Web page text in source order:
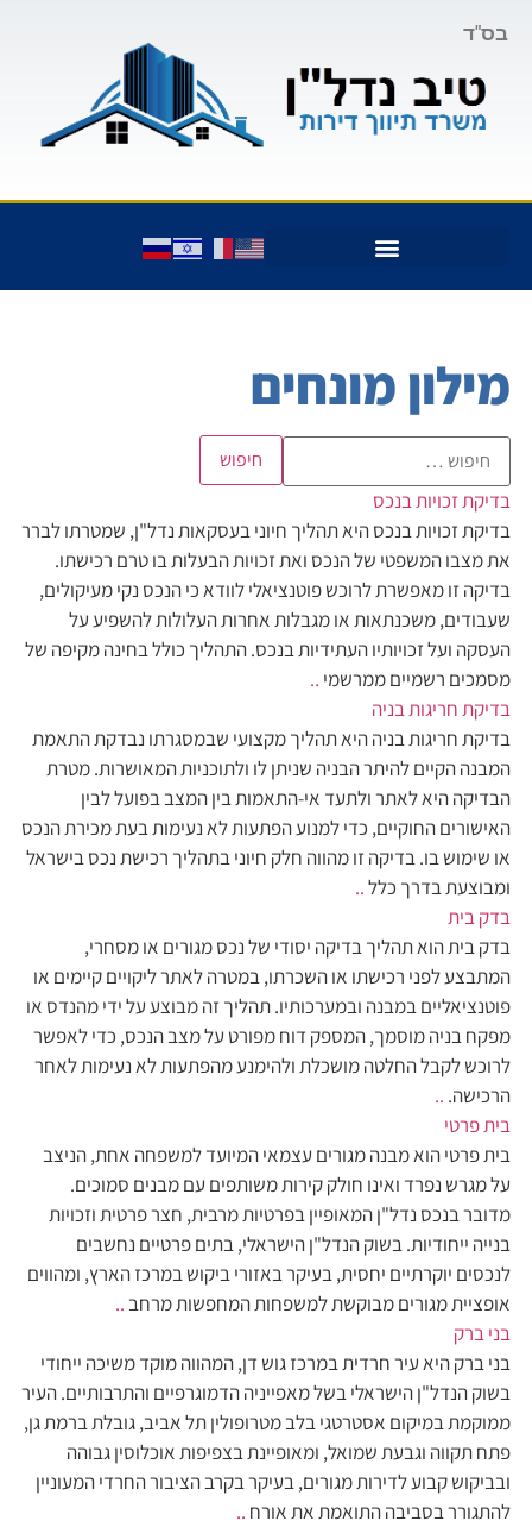
בס"ד
מילון מונחים
בדיקת זכויות בנכס
בדיקת זכויות בנכס היא תהליך חיוני בעסקאות נדל"ן, שמטרתו לברר
את מצבו המשפטי של הנכס ואת זכויות הבעלות בו טרם רכישתו.
בדיקה זו מאפשרת לרוכש פוטנציאלי לוודא כי הנכס נקי מעיקולים,
שעבודים, משכנתאות או מגבלות אחרות העלולות להשפיע על
העסקה ועל זכויותיו העתידיות בנכס. התהליך כולל בחינה מקיפה של
מסמכים רשמיים ממרשמי ..
בדיקת חריגות בניה
בדיקת חריגות בניה היא תהליך מקצועי שבמסגרתו נבדקת התאמת
המבנה הקיים להיתר הבניה שניתן לו ולתוכניות המאושרות. מטרת
הבדיקה היא לאתר ולתעד אי-התאמות בין המצב בפועל לבין
האישורים החוקיים, כדי למנוע הפתעות לא נעימות בעת מכירת הנכס
או שימוש בו. בדיקה זו מהווה חלק חיוני בתהליך רכישת נכס בישראל
ומבוצעת בדרך כלל..
בדק בית
בדק בית הוא תהליך בדיקה יסודי של נכס מגורים או מסחרי,
המתבצע לפני רכישתו או השכרתו, במטרה לאתר ליקויים קיימים או
פוטנציאליים במבנה ובמערכותיו. תהליך זה מבוצע על ידי מהנדס או
מפקח בניה מוסמך, המספק דוח מפורט על מצב הנכס, כדי לאפשר
לרוכש לקבל החלטה מושכלת ולהימנע מהפתעות לא נעימות לאחר
הרכישה. ..
בית פרטי
בית פרטי הוא מבנה מגורים עצמאי המיועד למשפחה אחת, הניצב
על מגרש נפרד ואינו חולק קירות משותפים עם מבנים סמוכים.
מדובר בנכס נדל"ן המאופיין בפרטיות מרבית, חצר פרטית וזכויות
בנייה ייחודיות. בשוק הנדל"ן הישראלי, בתים פרטיים נחשבים
לנכסים יוקרתיים יחסית, בעיקר באזורי ביקוש במרכז הארץ, ומהווים
אופציית מגורים מבוקשת למשפחות המחפשות מרחב..
בני ברק
בני ברק היא עיר חרדית במרכז גוש דן, המהווה מוקד משיכה ייחודי
בשוק הנדל"ן הישראלי בשל מאפייניה הדמוגרפיים והתרבותיים. העיר
ממוקמת במיקום אסטרטגי בלב מטרופולין תל אביב, גובלת ברמת גן,
פתח תקווה וגבעת שמואל, ומאופיינת בצפיפות אוכלוסין גבוהה
ובביקוש קבוע לדירות מגורים, בעיקר בקרב הציבור החרדי המעוניין
להתגורר בסביבה התואמת את אורח ..